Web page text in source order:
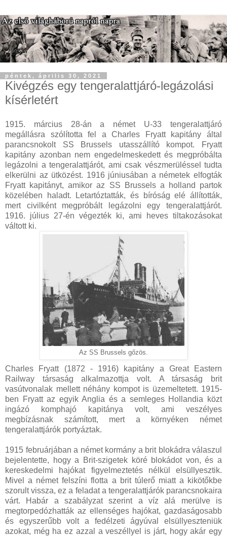
péntek, április 30, 2021
Kivégzés egy tengeralattjáró-legázolási
kísérletért
1915. március 28-án a német U-33 tengeralattjáró
megállásra szólította fel a Charles Fryatt kapitány által
parancsnokolt SS Brussels utasszállító kompot. Fryatt
kapitány azonban nem engedelmeskedett és megpróbálta
legázolni a tengeralattjárót, ami csak vészmerüléssel tudta
elkerülni az ütközést. 1916 júniusában a németek elfogták
Fryatt kapitányt, amikor az SS Brussels a holland partok
közelében haladt. Letartóztatták, és bíróság elé állították,
mert civilként megpróbált legázolni egy tengeralattjárót.
1916. július 27-én végezték ki, ami heves tiltakozásokat
váltott ki.
Az SS Brussels gőzös.
Charles Fryatt (1872 - 1916) kapitány a Great Eastern
Railway társaság alkalmazottja volt. A társaság brit
vasútvonalak mellett néhány kompot is üzemeltetett. 1915-
ben Fryatt az egyik Anglia és a semleges Hollandia közt
ingázó komphajó kapitánya volt, ami veszélyes
megbízásnak számított, mert a környéken német
tengeralattjárók portyáztak.
1915 februárjában a német kormány a brit blokádra válaszul
bejelentette, hogy a Brit-szigetek köré blokádot von, és a
kereskedelmi hajókat figyelmeztetés nélkül elsüllyesztik.
Mivel a német felszíni flotta a brit túlerő miatt a kikötőkbe
szorult vissza, ez a feladat a tengeralattjárók parancsnokaira
várt. Habár a szabályzat szerint a víz alá merülve is
megtorpedózhatták az ellenséges hajókat, gazdaságosabb
és egyszerűbb volt a fedélzeti ágyúval elsüllyeszteniük
azokat, még ha ez azzal a veszéllyel is járt, hogy akár egy